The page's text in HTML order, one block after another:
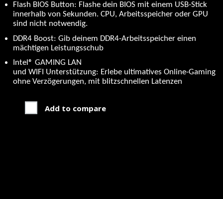
Flash BIOS Button: Flashe dein BIOS mit einem USB-Stick
innerhalb von Sekunden. CPU, Arbeitsspeicher oder GPU
sind nicht notwendig.
DDR4 Boost: Gib deinem DDR4-Arbeitsspeicher einen
mächtigen Leistungsschub
Intel® GAMING LAN
und WIFI Unterstützung: Erlebe ultimatives Online-Gaming
ohne Verzögerungen, mit blitzschnellen Latenzen
Add to compare